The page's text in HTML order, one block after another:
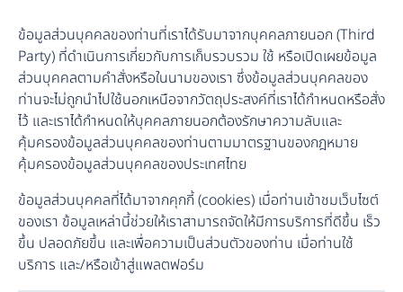
ข้อมูลส่วนบุคคลของท่านที่เราได้รับมาจากบุคคลภายนอก (Third
Party) ที่ดำเนินการเกี่ยวกับการเก็บรวบรวม ใช้ หรือเปิดเผยข้อมูล
ส่วนบุคคลตามคำสั่งหรือในนามของเรา ซึ่งข้อมูลส่วนบุคคลของ
ท่านจะไม่ถูกนำไปใช้นอกเหนือจากวัตถุประสงค์ที่เราได้กำหนดหรือสั่ง
ไว้ และเราได้กำหนดให้บุคคลภายนอกต้องรักษาความลับและ
คุ้มครองข้อมูลส่วนบุคคลของท่านตามมาตรฐานของกฎหมาย
คุ้มครองข้อมูลส่วนบุคคลของประเทศไทย
ข้อมูลส่วนบุคคลที่ได้มาจากคุกกี้ (cookies) เมื่อท่านเข้าชมเว็บไซต์
ของเรา ข้อมูลเหล่านี้ช่วยให้เราสามารถจัดให้มีการบริการที่ดีขึ้น เร็ว
ขึ้น ปลอดภัยขึ้น และเพื่อความเป็นส่วนตัวของท่าน เมื่อท่านใช้
บริการ และ/หรือเข้าสู่แพลตฟอร์ม